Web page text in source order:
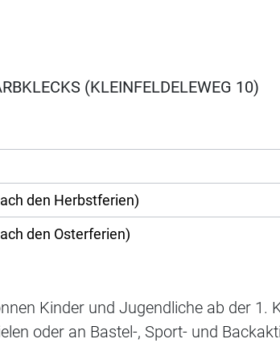
(KLEINFELDELEWEG 10)
den Herbstferien)
den Osterferien)
Kinder und Jugendliche ab der 1.
oder an Bastel-, Sport- und